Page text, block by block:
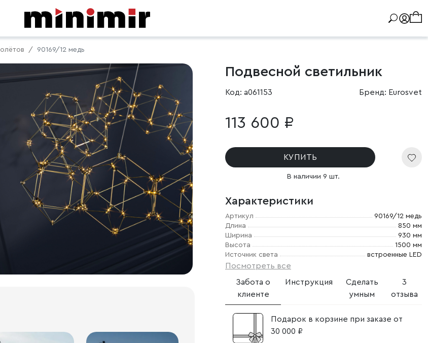
90169/12 медь
Подвесной светильник
Код: a061153 Бренд: Eurosvet
113 600 ₽
КУПИТЬ
В наличии 9 шт.
Характеристики
Артикул
90169/12 медь
Длина
850 мм
Ширина
930 мм
Высота
1500 мм
Источник света
встроенные LED
Посмотреть все
Забота о
клиенте
Инструкция
Сделать
умным
3
отзыва
Подарок в корзине при заказе от
30 000 ₽